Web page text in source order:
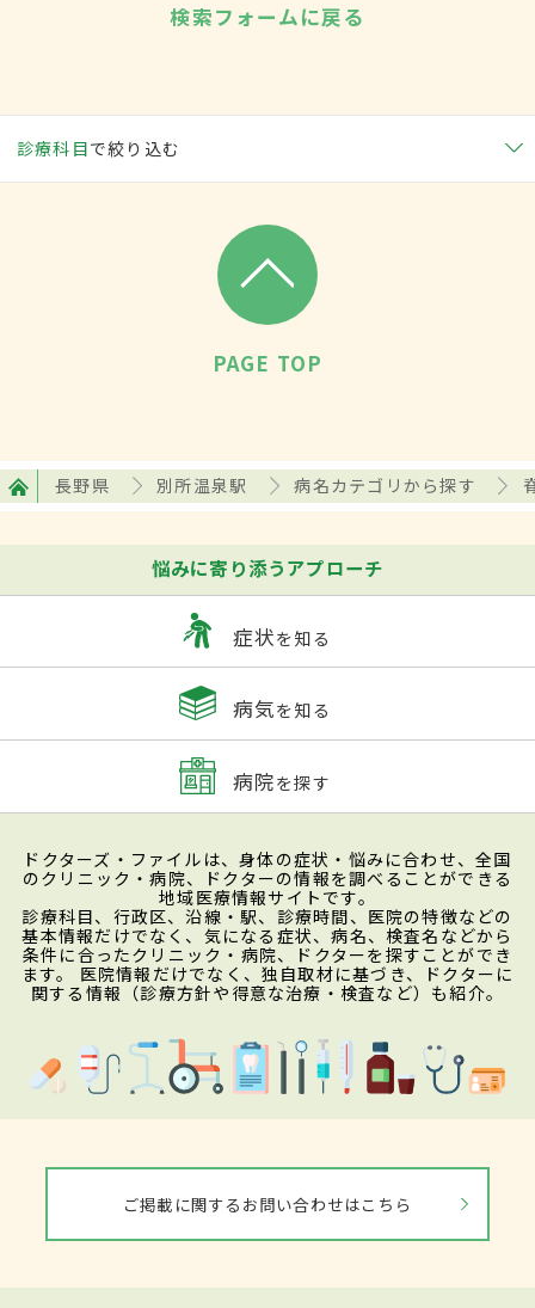
検索フォームに戻る
診療科目で絞り込む
PAGE TOP
長野県 別所温泉駅 病名カテゴリから探す
悩みに寄り添うアプローチ
症状を知る
病気を知る
病院を探す
ドクターズ・ファイルは、身体の症状・悩みに合わせ、全国
のクリニック・病院、ドクターの情報を調べることができる
地域医療情報サイトです。
診療科目、行政区、沿線・駅、診療時間、医院の特徴などの
基本情報だけでなく、気になる症状、病名、検査名などから
条件に合ったクリニック・病院、ドクターを探すことができ
ます。 医院情報だけでなく、独自取材に基づき、ドクターに
関する情報（診療方針や得意な治療・検査など）も紹介。
ご掲載に関するお問い合わせはこちら